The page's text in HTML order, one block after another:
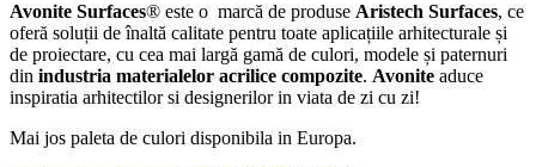
Avonite Surfaces® este o marcă de produse Aristech Surfaces, ce
oferă soluții de înaltă calitate pentru toate aplicațiile arhitecturale și
de proiectare, cu cea mai largă gamă de culori, modele și paternuri
din industria materialelor acrilice compozite. Avonite aduce
inspiratia arhitectilor si designerilor in viata de zi cu zi!
Mai jos paleta de culori disponibila in Europa.